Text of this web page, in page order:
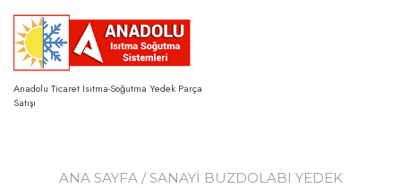
content
Anadolu Ticaret Isıtma-Soğutma Yedek Parça
Satışı
ANA SAYFA/ SANAYİ BUZDOLABI YEDEK